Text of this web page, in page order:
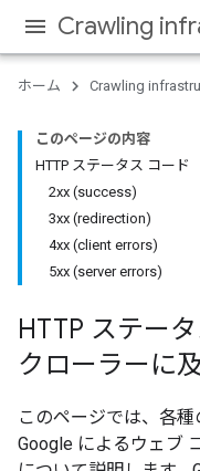
Crawling
ホーム Crawling
このページの内容
HTTP ステータス コード
2xx (success)
3xx (redirection)
4xx (client errors)
5xx (server errors)
HTTP ステー
クローラーに
このページでは、各種
Google によるウェブ